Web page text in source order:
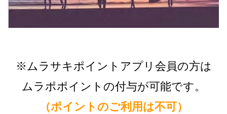
※ムラサキポイントアプリ会員の方は
ムラポポイントの付与が可能です。
（ポイントのご利用は不可）